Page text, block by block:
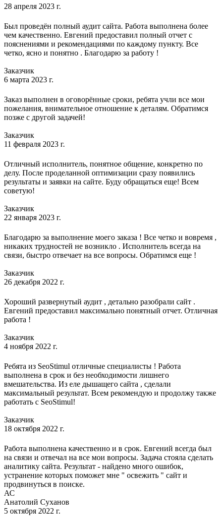
28 апреля 2023 г.
Был проведён полный аудит сайта. Работа выполнена более
чем качественно. Евгений предоставил полный отчет с
пояснениями и рекомендациями по каждому пункту. Все
четко, ясно и понятно . Благодарю за работу !
Заказчик
6 марта 2023 г.
Заказ выполнен в оговорённые сроки, ребята учли все мои
пожелания, внимательное отношение к деталям. Обратимся
позже с другой задачей!
Заказчик
11 февраля 2023 г.
Отличный исполнитель, понятное общение, конкретно по
делу. После проделанной оптимизации сразу появились
результаты и заявки на сайте. Буду обращаться еще! Всем
советую!
Заказчик
22 января 2023 г.
Благодарю за выполнение моего заказа ! Все четко и вовремя ,
никаких трудностей не возникло . Исполнитель всегда на
связи, быстро отвечает на все вопросы. Обратимся еще !
Заказчик
26 декабря 2022 г.
Хороший развернутый аудит , детально разобрали сайт .
Евгений предоставил максимально понятный отчет. Отличная
работа !
Заказчик
4 ноября 2022 г.
Ребята из SeoStimul отличные специалисты ! Работа
выполнена в срок и без необходимости лишнего
вмешательства. Из еле дышащего сайта , сделали
максимальный результат. Всем рекомендую и продолжу также
работать с SeoStimul!
Заказчик
18 октября 2022 г.
Работа выполнена качественно и в срок. Евгений всегда был
на связи и отвечал на все мои вопросы. Задача стояла сделать
аналитику сайта. Результат - найдено много ошибок,
устранение которых поможет мне " освежить " сайт и
продвинуться в поиске.
АС
Анатолий Суханов
5 октября 2022 г.